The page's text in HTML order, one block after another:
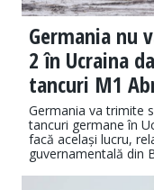
Germania nu
2 în Ucraina
tancuri M1
Germania va trimite
tancuri germane în
facă același lucru,
guvernamentală din